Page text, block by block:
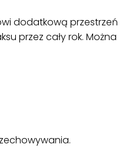
dodatkową przestrzeń
przez cały rok. Można